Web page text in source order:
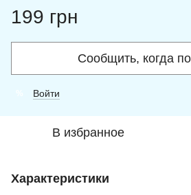
199 грн
Сообщить, когда
Войти
В избранное
Характеристики